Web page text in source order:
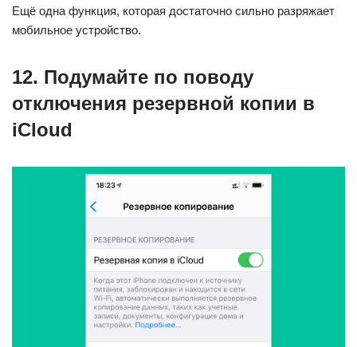
Ещё одна функция, которая достаточно сильно разряжает
мобильное устройство.
12. Подумайте по поводу
отключения резервной копии в
iCloud